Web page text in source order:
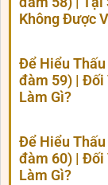
Không Được
Để Hiểu
đàm 59) | Đối
Làm Gì?
Để Hiểu
đàm 60) | Đối
Làm Gì?